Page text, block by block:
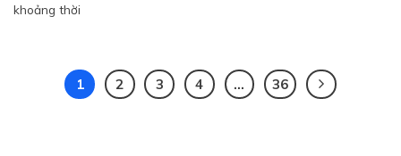
khoảng thời
1 2 3 4 … 36